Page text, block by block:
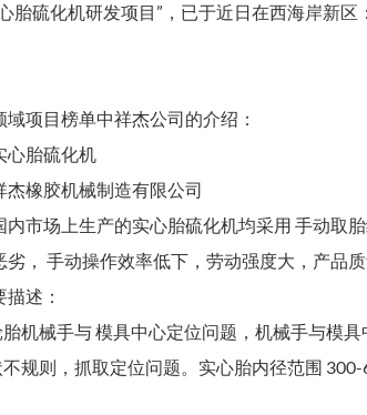
胎硫化机研发项目”，已于近日在西海岸新
项目榜单中祥杰公司的介绍：
心胎硫化机
杰橡胶机械制造有限公司
内市场上生产的实心胎硫化机均采用 手动取
， 手动操作效率低下，劳动强度大，产品质
述：
机械手与 模具中心定位问题，机械手与模具
规则，抓取定位问题。实心胎内径范围